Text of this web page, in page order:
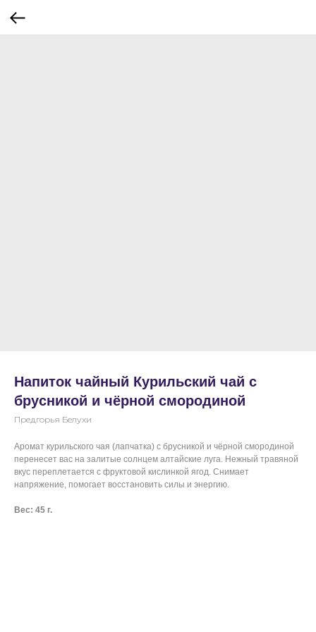
Напиток чайный Курильский чай с
брусникой и чёрной смородиной
Предгорья Белухи
Аромат курильского чая (лапчатка) с брусникой и чёрной смородиной
перенесет вас на залитые солнцем алтайские луга. Нежный травяной
вкус переплетается с фруктовой кислинкой ягод. Снимает
напряжение, помогает восстановить силы и энергию.
Вес: 45 г.